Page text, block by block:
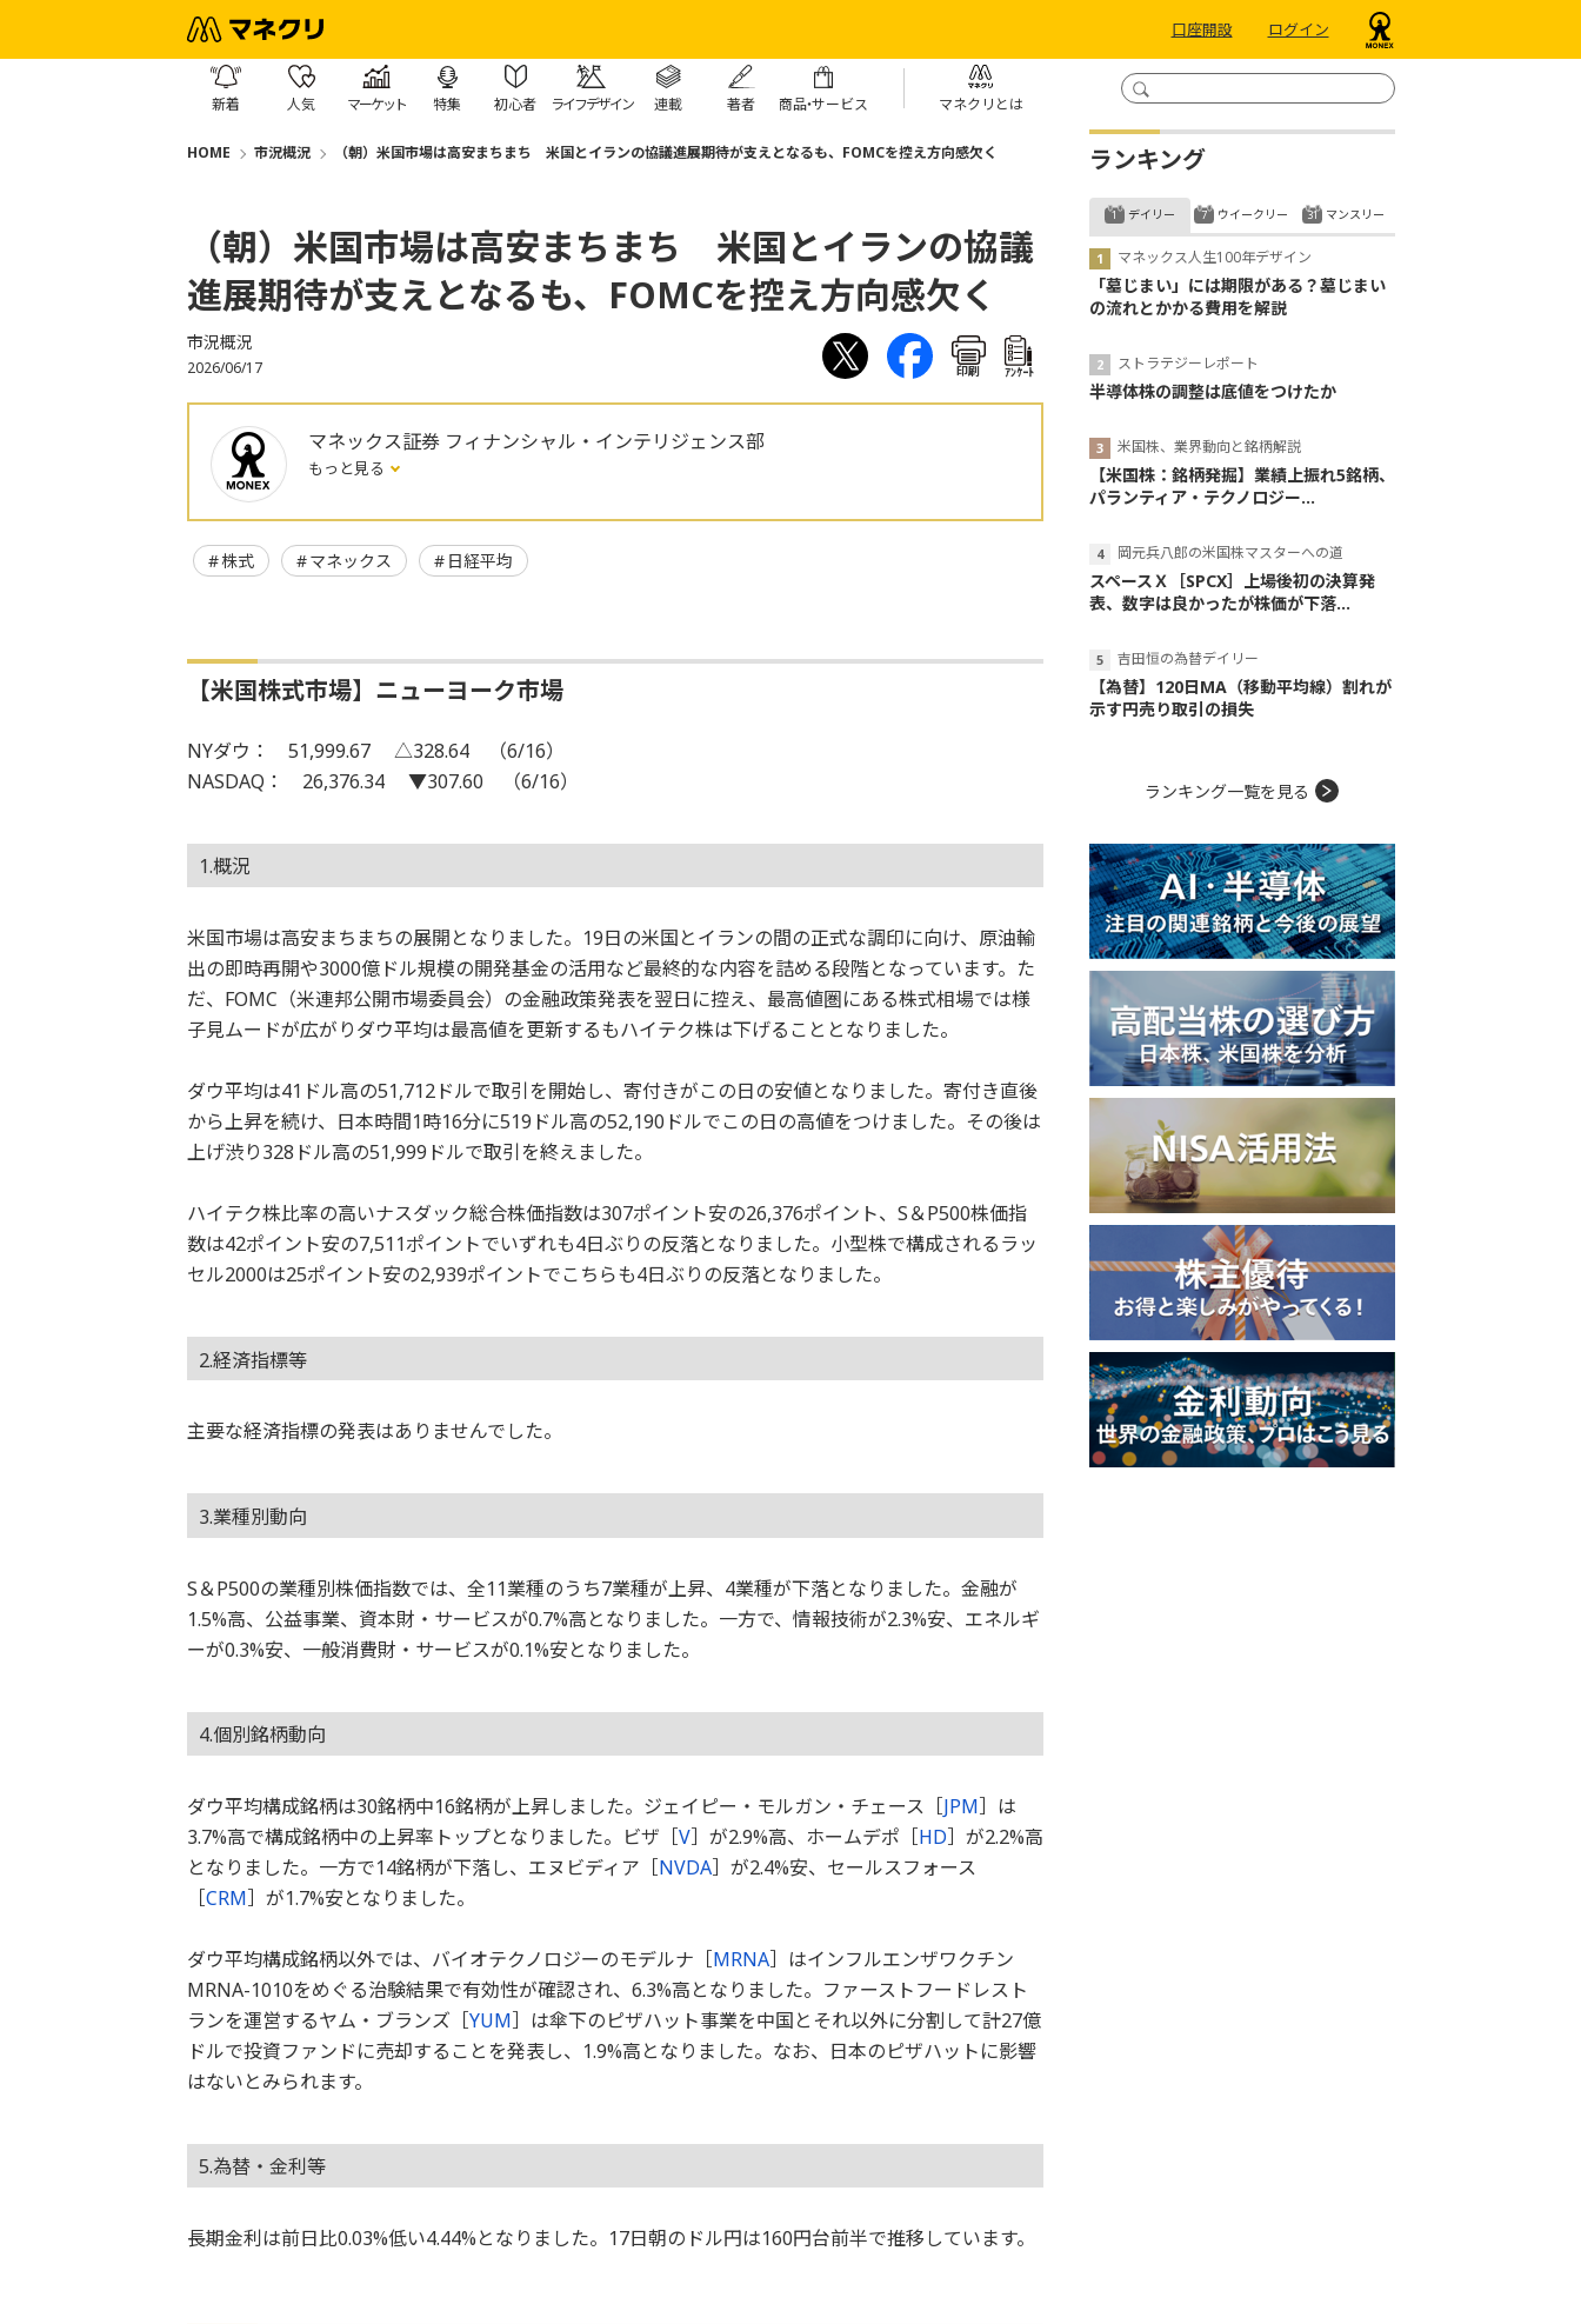
口座開設 ログイン
新着 人気 マーケット 特集 初心者 ライフデザイン 連載 著者 商品・サービス マネクリとは
HOME 市況概況 （朝）米国市場は高安まちまち 米国とイランの協議進展期待が支えとなるも、FOMCを控え方向感欠く
（朝）米国市場は高安まちまち 米国とイランの協議
進展期待が支えとなるも、FOMCを控え方向感欠く
市況概況
2026/06/17 印刷 ｱﾝｹｰﾄ
マネックス証券 フィナンシャル・インテリジェンス部
もっと見る
株式 マネックス 日経平均
【米国株式市場】ニューヨーク市場
NYダウ： 51,999.67 △328.64 （6/16）
NASDAQ： 26,376.34 ▼307.60 （6/16）
1.概況
米国市場は高安まちまちの展開となりました。19日の米国とイランの間の正式な調印に向け、原油輸
出の即時再開や3000億ドル規模の開発基金の活用など最終的な内容を詰める段階となっています。た
だ、FOMC（米連邦公開市場委員会）の金融政策発表を翌日に控え、最高値圏にある株式相場では様
子見ムードが広がりダウ平均は最高値を更新するもハイテク株は下げることとなりました。
ダウ平均は41ドル高の51,712ドルで取引を開始し、寄付きがこの日の安値となりました。寄付き直後
から上昇を続け、日本時間1時16分に519ドル高の52,190ドルでこの日の高値をつけました。その後は
上げ渋り328ドル高の51,999ドルで取引を終えました。
ハイテク株比率の高いナスダック総合株価指数は307ポイント安の26,376ポイント、S＆P500株価指
数は42ポイント安の7,511ポイントでいずれも4日ぶりの反落となりました。小型株で構成されるラッ
セル2000は25ポイント安の2,939ポイントでこちらも4日ぶりの反落となりました。
2.経済指標等
主要な経済指標の発表はありませんでした。
3.業種別動向
S＆P500の業種別株価指数では、全11業種のうち7業種が上昇、4業種が下落となりました。金融が
1.5%高、公益事業、資本財・サービスが0.7%高となりました。一方で、情報技術が2.3%安、エネルギ
ーが0.3%安、一般消費財・サービスが0.1%安となりました。
4.個別銘柄動向
ダウ平均構成銘柄は30銘柄中16銘柄が上昇しました。ジェイピー・モルガン・チェース［JPM］は
3.7%高で構成銘柄中の上昇率トップとなりました。ビザ［V］が2.9%高、ホームデポ［HD］が2.2%高
となりました。一方で14銘柄が下落し、エヌビディア［NVDA］が2.4%安、セールスフォース
［CRM］が1.7%安となりました。
ダウ平均構成銘柄以外では、バイオテクノロジーのモデルナ［MRNA］はインフルエンザワクチン
MRNA-1010をめぐる治験結果で有効性が確認され、6.3%高となりました。ファーストフードレスト
ランを運営するヤム・ブランズ［YUM］は傘下のピザハット事業を中国とそれ以外に分割して計27億
ドルで投資ファンドに売却することを発表し、1.9%高となりました。なお、日本のピザハットに影響
はないとみられます。
5.為替・金利等
長期金利は前日比0.03%低い4.44%となりました。17日朝のドル円は160円台前半で推移しています。
ランキング
デイリー
マネックス人生100年デザイン
「墓じまい」には期限がある？墓じまい
の流れとかかる費用を解説
ストラテジーレポート
半導体株の調整は底値をつけたか
米国株、業界動向と銘柄解説
【米国株：銘柄発掘】業績上振れ5銘柄、
パランティア・テクノロジー...
岡元兵八郎の米国株マスターへの道
スペースＸ［SPCX］上場後初の決算発
表、数字は良かったが株価が下落...
吉田恒の為替デイリー
【為替】120日MA（移動平均線）割れが
示す円売り取引の損失
ウイークリー マンスリー
ランキング一覧を見る